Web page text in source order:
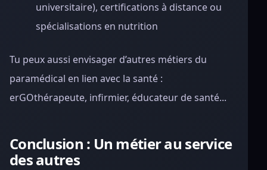
universitaire), certifications à distance ou
spécialisations en nutrition
Tu peux aussi envisager d’autres métiers du
paramédical en lien avec la santé :
erGOthérapeute, infirmier, éducateur de santé...
Conclusion : Un métier au service
des autres